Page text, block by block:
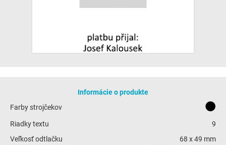
Informácie o produkte
Farby strojčekov
Riadky textu
9
Veľkosť odtlačku
68 x 49 mm